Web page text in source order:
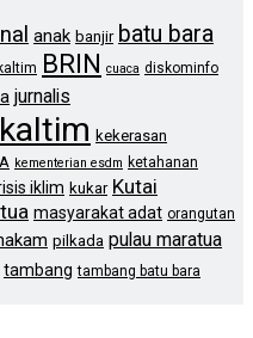
anak banjir batu bara
BRIN cuaca diskominfo
jurnalis
kaltim kekerasan
kementerian esdm ketahanan
iklim kukar Kutai
masyarakat adat orangutan
pilkada pulau maratua
tambang tambang batu bara